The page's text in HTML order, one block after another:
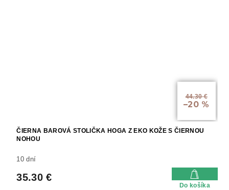
44.30 €
–20 %
ČIERNA BAROVÁ STOLIČKA HOGA Z EKO KOŽE S ČIERNOU
NOHOU
10 dní
35.30 €
Do košíka